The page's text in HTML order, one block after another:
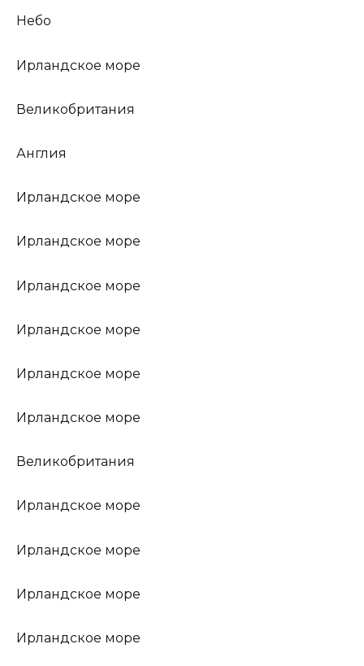
Небо
Ирландское море
Великобритания
Англия
Ирландское море
Ирландское море
Ирландское море
Ирландское море
Ирландское море
Ирландское море
Великобритания
Ирландское море
Ирландское море
Ирландское море
Ирландское море